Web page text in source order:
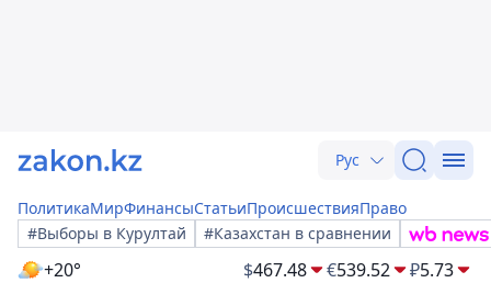
Рус
ПолитикаМирФинансыСтатьиПроисшествияПраво
#Выборы в Курултай
#Казахстан в сравнении
+20° $467.48 €539.52 ₽5.73